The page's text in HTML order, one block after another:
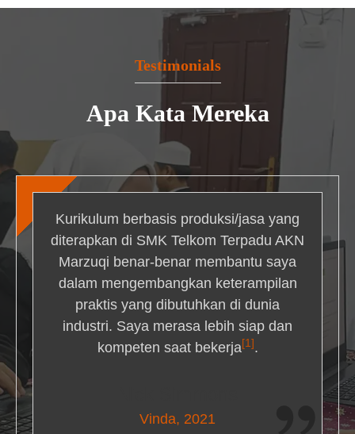
Testimonials
Apa Kata Mereka
Kurikulum berbasis produksi/jasa yang
diterapkan di SMK Telkom Terpadu AKN
Marzuqi benar-benar membantu saya
dalam mengembangkan keterampilan
praktis yang dibutuhkan di dunia
industri. Saya merasa lebih siap dan
kompeten saat bekerja[1] .
Vinda, 2021